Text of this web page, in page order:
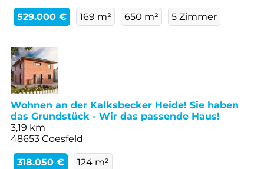
529.000 € 169 m² 650 m² 5 Zimmer
Wohnen an der Kalksbecker Heide! Sie haben
das Grundstück - Wir das passende Haus!
3,19 km
48653 Coesfeld
318.050 € 124 m²